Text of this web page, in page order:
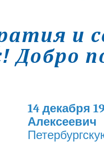
и
Добро
14 декабря